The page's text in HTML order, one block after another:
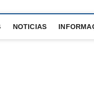
NOTICIAS